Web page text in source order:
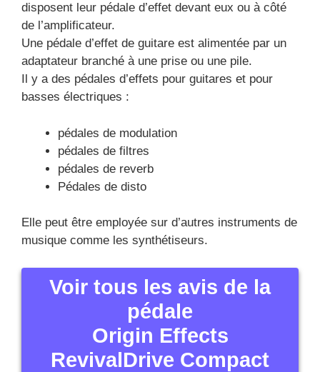
disposent leur pédale d’effet devant eux ou à côté
de l’amplificateur.
Une pédale d’effet de guitare est alimentée par un
adaptateur branché à une prise ou une pile.
Il y a des pédales d’effets pour guitares et pour
basses électriques :
pédales de modulation
pédales de filtres
pédales de reverb
Pédales de disto
Elle peut être employée sur d’autres instruments de
musique comme les synthétiseurs.
Voir tous les avis de la
pédale
Origin Effects
RevivalDrive Compact